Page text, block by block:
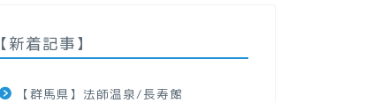
【新着記事】
【群馬県】法師温泉/長寿館